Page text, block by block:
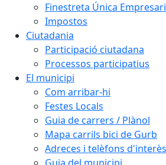
Finestreta Única
Impostos
Ciutadania
Participació ciutadana
Processos participatius
El municipi
Com arribar-hi
Festes Locals
Guia de carrers / Plànol
Mapa carrils bici de Gurb
Adreces i telèfons d'interès